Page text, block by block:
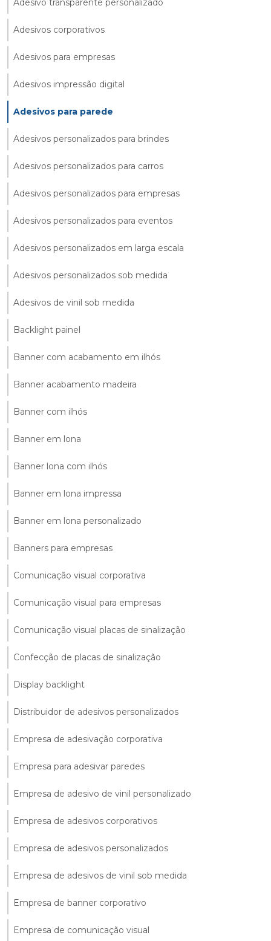
Adesivo transparente personalizado
Adesivos corporativos
Adesivos para empresas
Adesivos impressão digital
Adesivos para parede
Adesivos personalizados para brindes
Adesivos personalizados para carros
Adesivos personalizados para empresas
Adesivos personalizados para eventos
Adesivos personalizados em larga escala
Adesivos personalizados sob medida
Adesivos de vinil sob medida
Backlight painel
Banner com acabamento em ilhós
Banner acabamento madeira
Banner com ilhós
Banner em lona
Banner lona com ilhós
Banner em lona impressa
Banner em lona personalizado
Banners para empresas
Comunicação visual corporativa
Comunicação visual para empresas
Comunicação visual placas de sinalização
Confecção de placas de sinalização
Display backlight
Distribuidor de adesivos personalizados
Empresa de adesivação corporativa
Empresa para adesivar paredes
Empresa de adesivo de vinil personalizado
Empresa de adesivos corporativos
Empresa de adesivos personalizados
Empresa de adesivos de vinil sob medida
Empresa de banner corporativo
Empresa de comunicação visual